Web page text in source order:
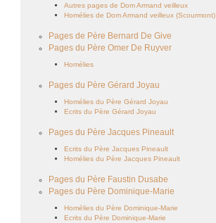
Autres pages de Dom Armand veilleux
Homélies de Dom Armand veilleux (Scourmont)
Pages de Père Bernard De Give
Pages du Père Omer De Ruyver
Homélies
Pages du Père Gérard Joyau
Homélies du Père Gérard Joyau
Ecrits du Père Gérard Joyau
Pages du Père Jacques Pineault
Ecrits du Père Jacques Pineault
Homélies du Père Jacques Pineault
Pages du Père Faustin Dusabe
Pages du Père Dominique-Marie
Homélies du Père Dominique-Marie
Ecrits du Père Dominique-Marie